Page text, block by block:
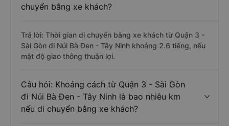
chuyển bằng xe khách?
Trả lời: Thời gian di chuyển bằng xe khách từ Quận 3 -
Sài Gòn đi Núi Bà Đen - Tây Ninh khoảng 2.6 tiếng, nếu
mật độ giao thông thuận lợi.
Câu hỏi: Khoảng cách từ Quận 3 - Sài Gòn
đi Núi Bà Đen - Tây Ninh là bao nhiêu km
nếu di chuyển bằng xe khách?